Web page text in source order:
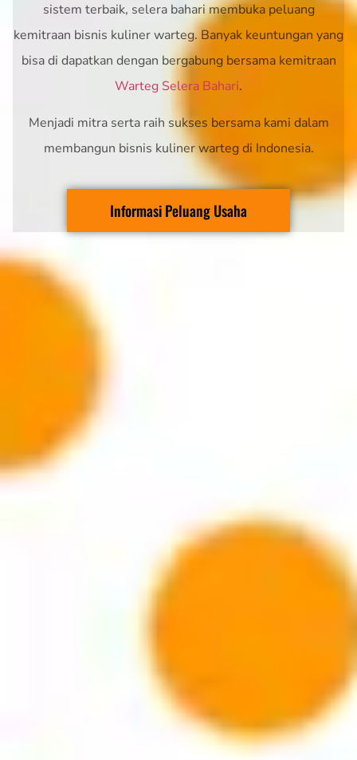
sistem terbaik, selera bahari membuka peluang
kemitraan bisnis kuliner warteg. Banyak keuntungan yang
bisa di dapatkan dengan bergabung bersama kemitraan
Warteg Selera Bahari.
Menjadi mitra serta raih sukses bersama kami dalam
membangun bisnis kuliner warteg di Indonesia.
Informasi Peluang Usaha